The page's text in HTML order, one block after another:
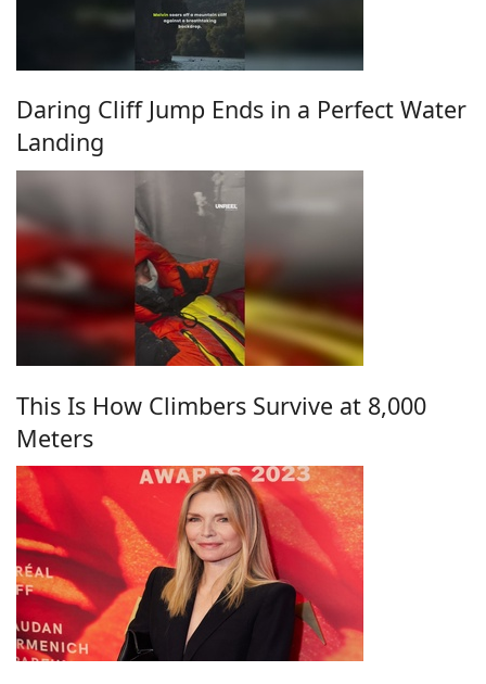
Daring Cliff Jump Ends in a Perfect Water
Landing
This Is How Climbers Survive at 8,000
Meters